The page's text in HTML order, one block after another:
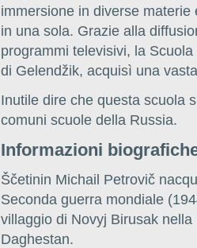
immersione in diverse materie
in una sola. Grazie alla
programmi televisivi, la
di Gelendžik, acquisì una
Inutile dire che questa scuola
comuni scuole della Russia.
Informazioni
Ščetinin Michail Petrovič
Seconda guerra mondiale
villaggio di Novyj Birusak
Daghestan.